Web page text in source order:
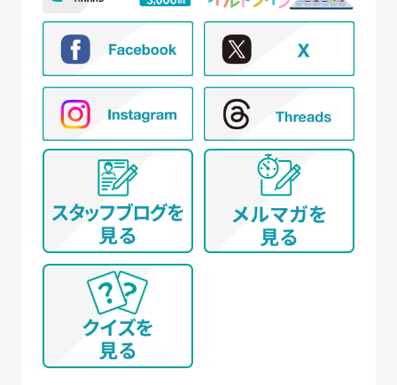
③ モニター試験参加者への条件確認、連絡
④ モニター試験参加者への謝礼の支払い
⑤ モニター様からのお問い合わせ・ご要望への
対応
⑥ アンケートによる調査
⑦ 統計的な集計・分析、新規サービスの検討や
提案（データを公表する際は個人が特定でき
ないように配慮いたします）
(イ) 弊社とお取引き又は提携する企業、施設、団体
等 に所属する方から、WEBサイト、名刺交換
(WEB上を含む)、開催イベント、その他当社所定
の手続きを通じて取得する個人情報について
① WEBサイトの運営管理 (メールマガジン配
信、対象者の抽出を含む)
② 各種お問合せ・ご要望への対応
③ 商談・打ち合わせ・契約の履行
④ 当社が委託された業務の遂行